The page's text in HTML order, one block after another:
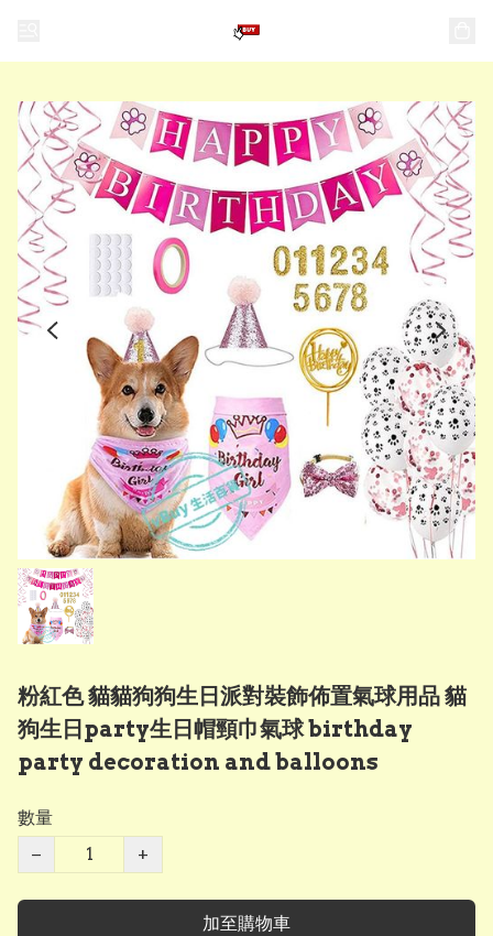
粉紅色 貓貓狗狗生日派對裝飾佈置氣球用品 貓
狗生日party生日帽頸巾氣球 birthday
party decoration and balloons
數量
−
+
加至購物車